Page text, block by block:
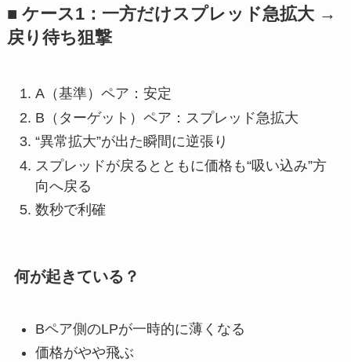
■ ケース1：一方だけスプレッド急拡大 →
戻り待ち狙撃
A（基準）ペア：安定
B（ターゲット）ペア：スプレッド急拡大
“異常拡大”が出た瞬間に逆張り
スプレッドが戻るとともに価格も“吸い込み”方
向へ戻る
数秒で利確
何が起きている？
Bペア側のLPが一時的に薄くなる
価格がやや飛ぶ